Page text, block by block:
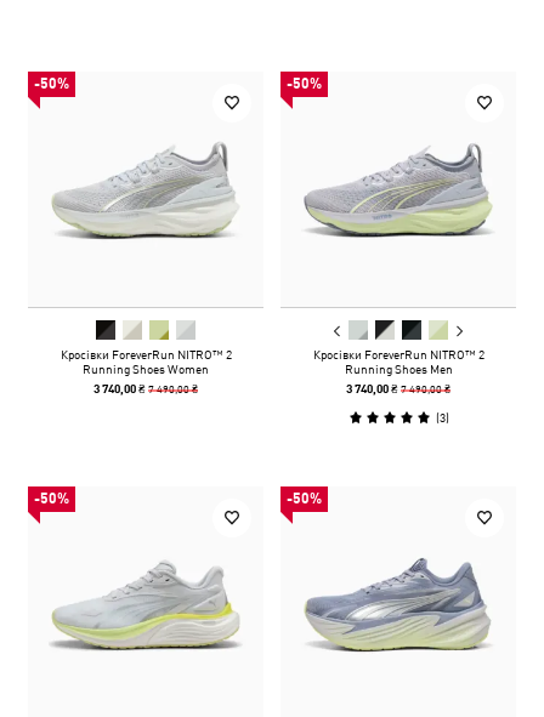
-50%
Кросівки ForeverRun NITRO™ 2
Running Shoes Women
3 740,00 ₴7 490,00 ₴
-50%
Кросівки ForeverRun NITRO™ 2
Running Shoes Men
3 740,00 ₴7 490,00 ₴
(3)
-50% -50%